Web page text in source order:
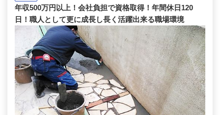
年収500万円以上！会社負担で資格取得！年間休日120
日！職人として更に成長し長く活躍出来る職場環境